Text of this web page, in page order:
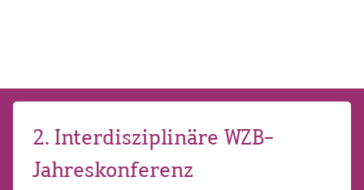
2. Interdisziplinäre WZB-
Jahreskonferenz